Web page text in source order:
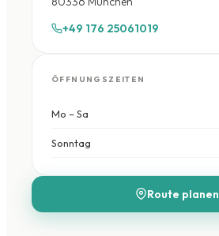
+49 176 25061019
ÖFFNUNGSZEITEN
Mo – Sa
Sonntag
Route planen